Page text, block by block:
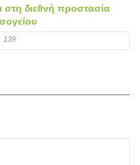
στη διεθνή προστασία
139